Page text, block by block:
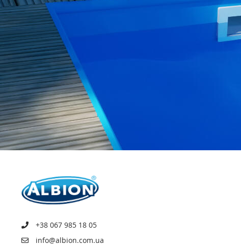
+38 067 985 18 05
info@albion.com.ua